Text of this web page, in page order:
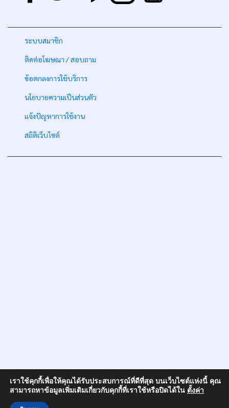
เราใช้คุกกี้เพื่อให้คุณได้รับประสบการณ์ที่ดีที่สุด บนเว็บไซต์แห่งนี้ คุณ
สามารถหาข้อมูลเพิ่มเติมเกี่ยวกับคุกกี้ที่เราใช้หรือปิดได้ใน ตั้งค่า
ระบบสมาชิก
ติดต่อโฆษณา / สอบถาม
ข้อตกลงการใช้บริการ
นโยบายความเป็นส่วนตัว
แจ้งปัญหาการใช้งาน
สถิติเว็บไซต์